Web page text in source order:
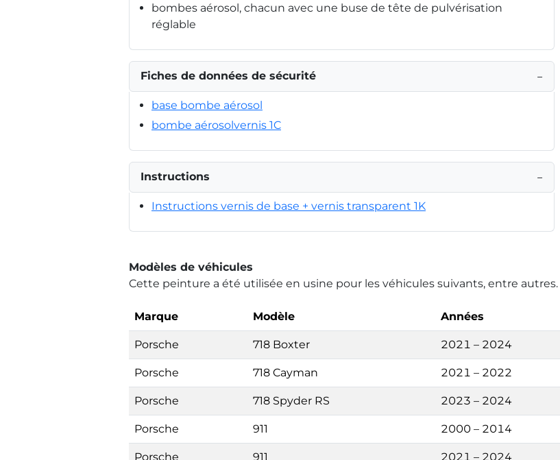
bombes aérosol, chacun avec une buse de tête de pulvérisation
réglable
Fiches de données de sécurité −
base bombe aérosol
bombe aérosolvernis 1C
Instructions −
Instructions vernis de base + vernis transparent 1K
Modèles de véhicules
Cette peinture a été utilisée en usine pour les véhicules suivants, entre autres.
Marque Modèle Années
Porsche 718 Boxter 2021 – 2024
Porsche 718 Cayman 2021 – 2022
Porsche 718 Spyder RS 2023 – 2024
Porsche 911 2000 – 2014
Porsche 911 2021 – 2024